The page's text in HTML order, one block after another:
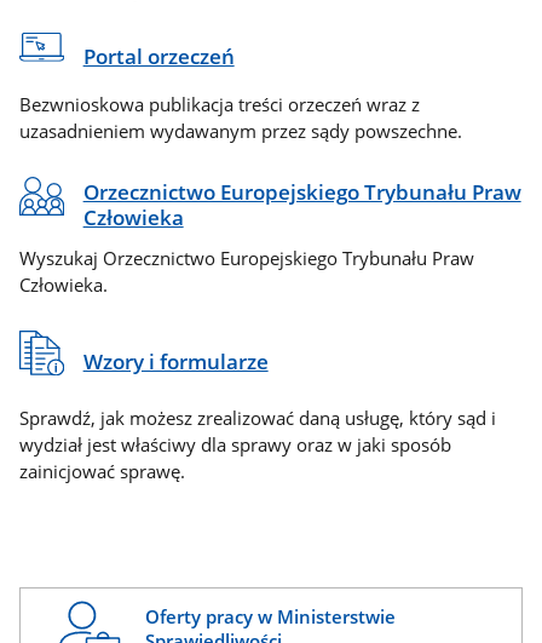
Portal orzeczeń
Bezwnioskowa publikacja treści orzeczeń wraz z
uzasadnieniem wydawanym przez sądy powszechne.
Orzecznictwo Europejskiego Trybunału Praw
Człowieka
Wyszukaj Orzecznictwo Europejskiego Trybunału Praw
Człowieka.
Wzory i formularze
Sprawdź, jak możesz zrealizować daną usługę, który sąd i
wydział jest właściwy dla sprawy oraz w jaki sposób
zainicjować sprawę.
Oferty pracy w Ministerstwie